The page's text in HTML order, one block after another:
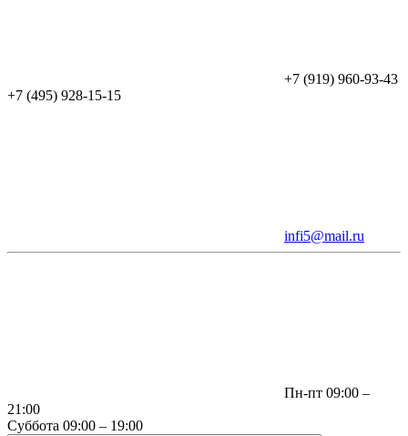
+7 (919) 960-93-43
+7 (495) 928-15-15
infi5@mail.ru
Пн-пт 09:00 –
21:00
Суббота 09:00 – 19:00